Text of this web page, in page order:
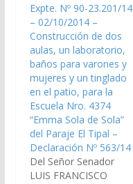
Expte. Nº 90-23.201/14
– 02/10/2014 –
Construcción de dos
aulas, un laboratorio,
baños para varones y
mujeres y un tinglado
en el patio, para la
Escuela Nro. 4374
“Emma Sola de Sola”
del Paraje El Tipal –
Declaración Nº 563/14
Del Señor Senador
LUIS FRANCISCO